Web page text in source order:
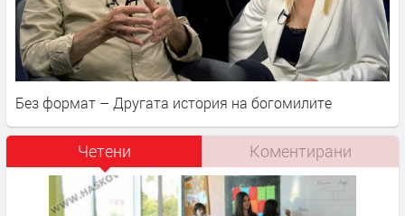
Без формат – Другата история на богомилите
Четени Коментирани